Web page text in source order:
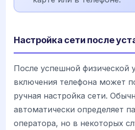
Настройка сети после
После успешной физической
включения телефона может
ручная настройка сети.
автоматически определяет
оператора, но в некоторых